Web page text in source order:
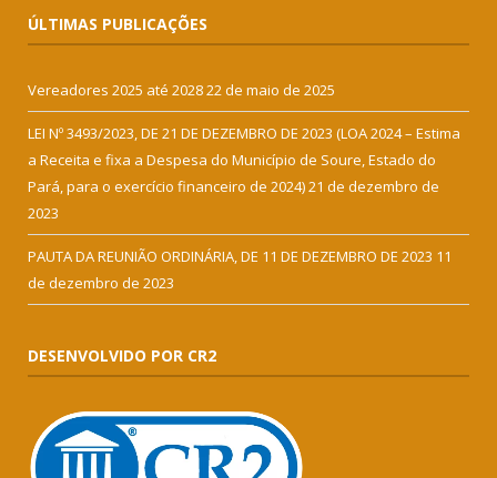
ÚLTIMAS PUBLICAÇÕES
Vereadores 2025 até 202822 de maio de 2025
LEI Nº 3493/2023, DE 21 DE DEZEMBRO DE 2023 (LOA 2024 – Estima
a Receita e fixa a Despesa do Município de Soure, Estado do
Pará, para o exercício financeiro de 2024)21 de dezembro de
2023
PAUTA DA REUNIÃO ORDINÁRIA, DE 11 DE DEZEMBRO DE 2023 11
de dezembro de 2023
DESENVOLVIDO POR CR2